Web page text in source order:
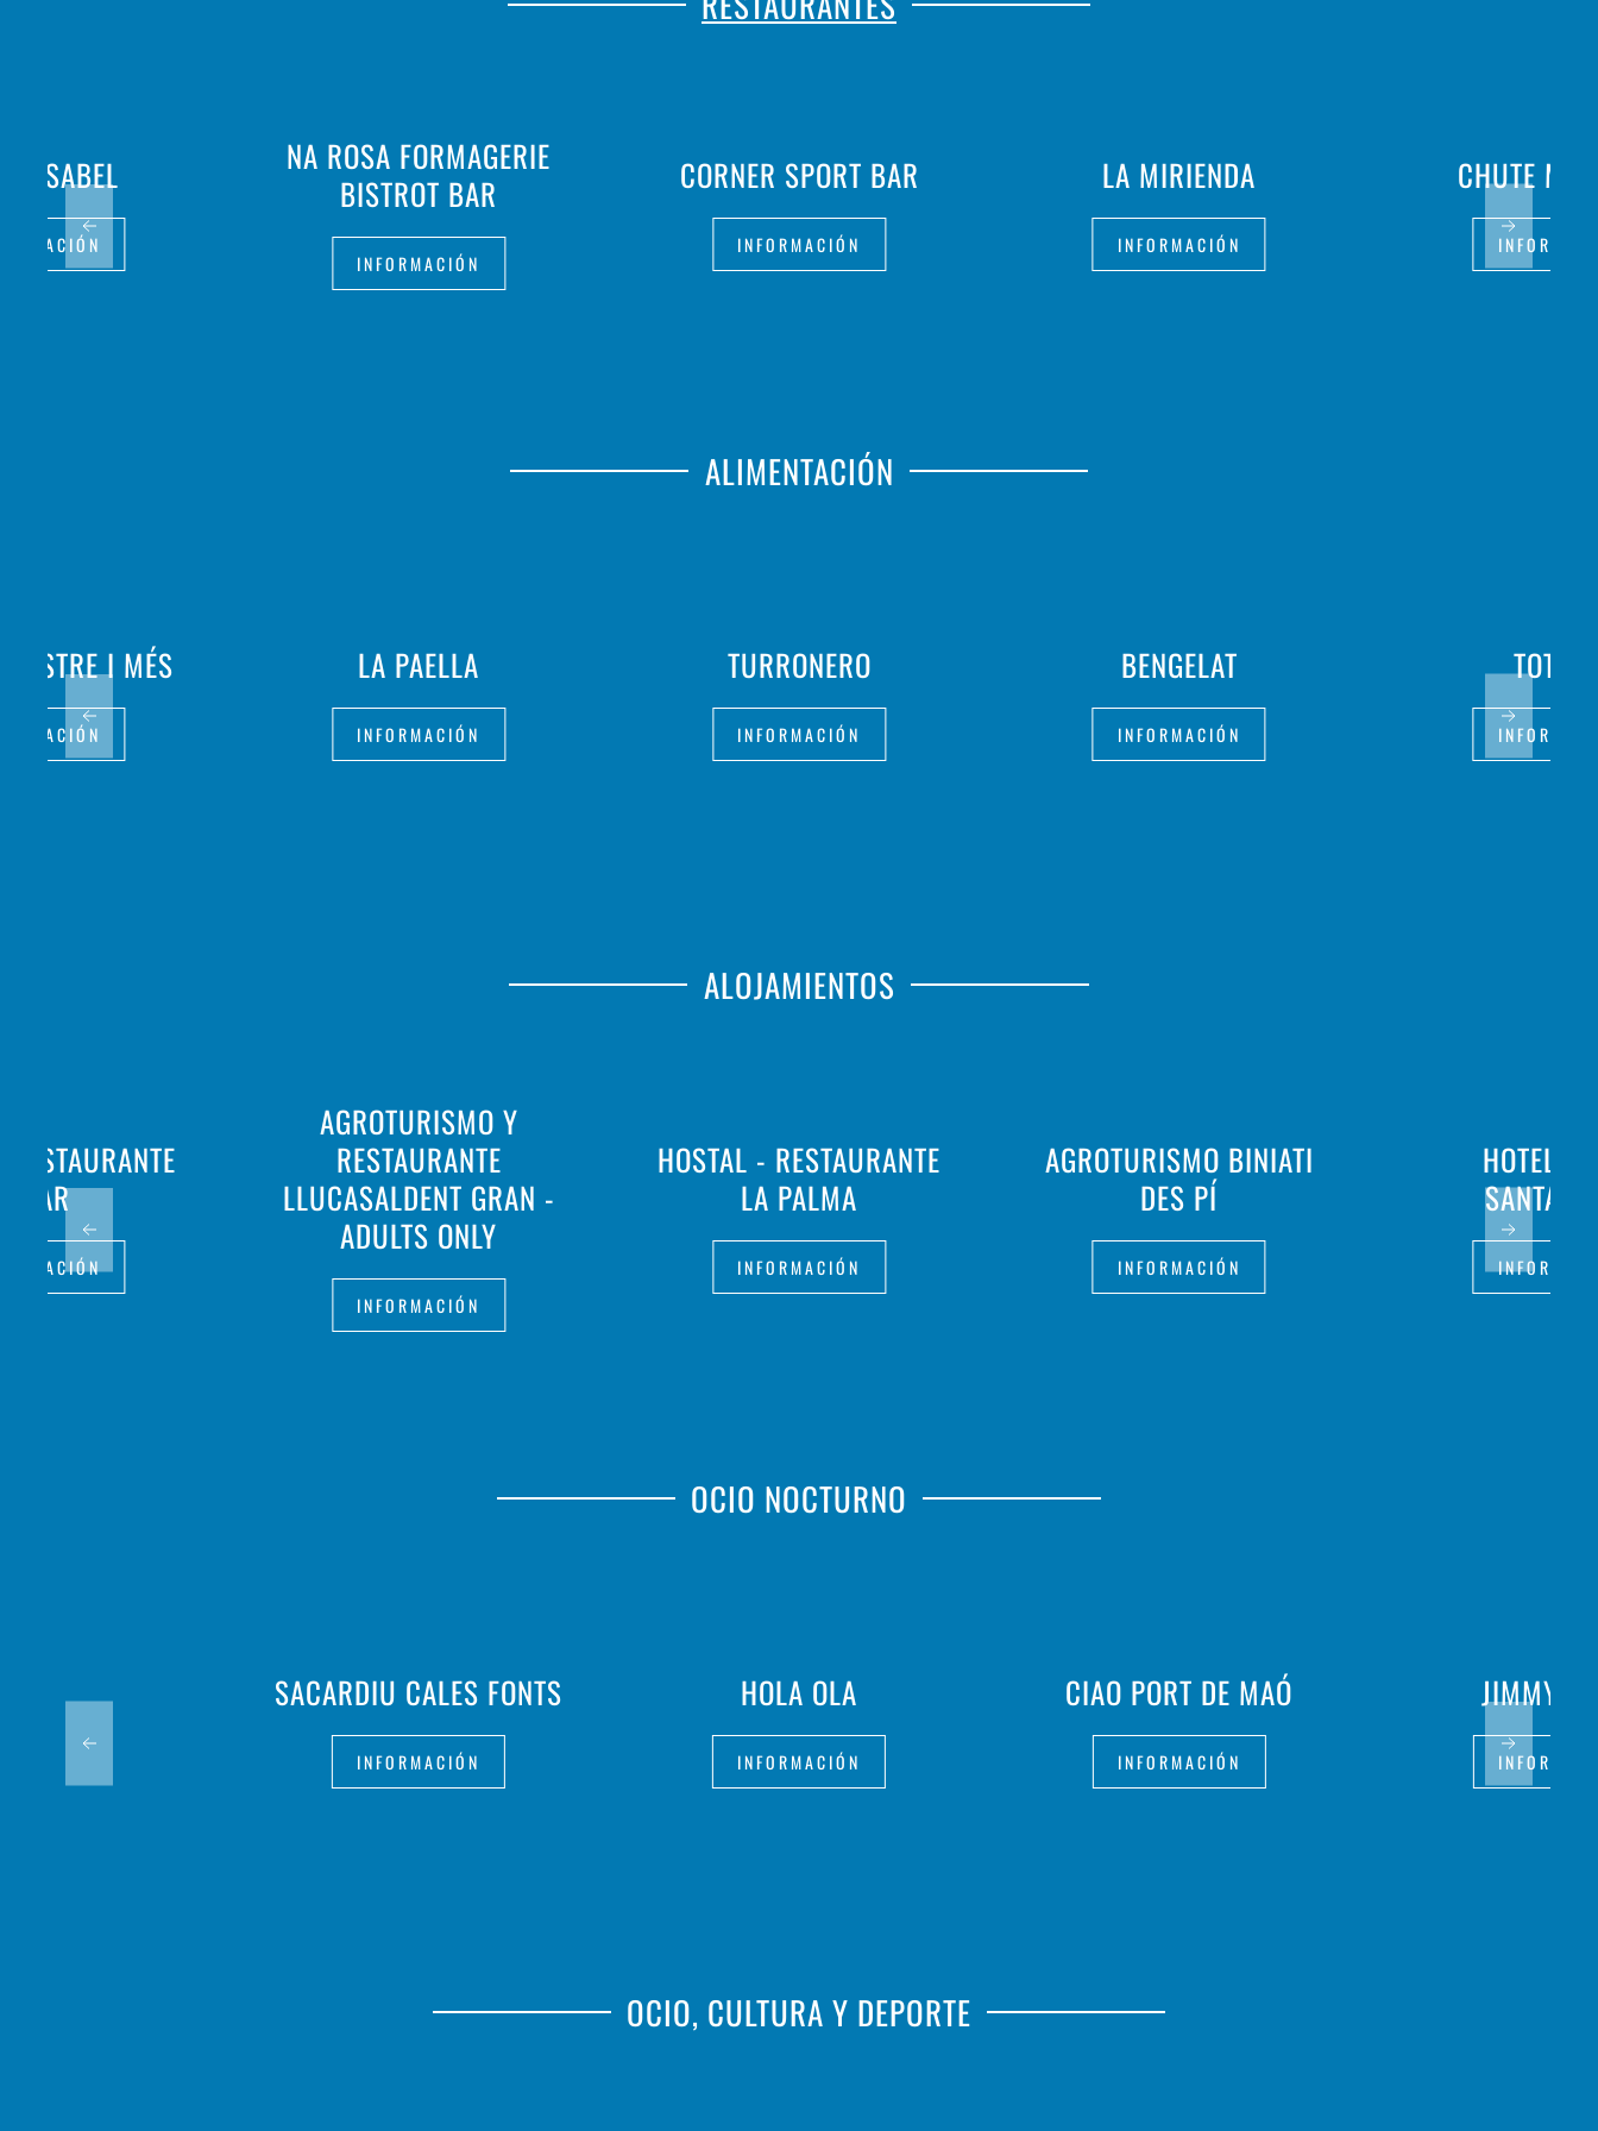
NA ROSA FORMAGERIE
BISTROT BAR
INFORMACIÓN
CORNER SPORT BAR
INFORMACIÓN
LA MIRIENDA
INFORMACIÓN
CHUTE
ISABEL
ALIMENTACIÓN
LA PAELLA
INFORMACIÓN
TURRONERO
INFORMACIÓN
BENGELAT
INFORMACIÓN
TOT
I MÉS
ALOJAMIENTOS
AGROTURISMO Y
RESTAURANTE
LLUCASALDENT GRAN -
ADULTS ONLY
INFORMACIÓN
HOSTAL - RESTAURANTE
LA PALMA
INFORMACIÓN
AGROTURISMO BINIATI
DES PÍ
INFORMACIÓN
HOTEL
LOAR
OCIO NOCTURNO
SACARDIU CALES FONTS
INFORMACIÓN
HOLA OLA
INFORMACIÓN
CIAO PORT DE MAÓ
INFORMACIÓN
JIMMY
OCIO, CULTURA Y DEPORTE